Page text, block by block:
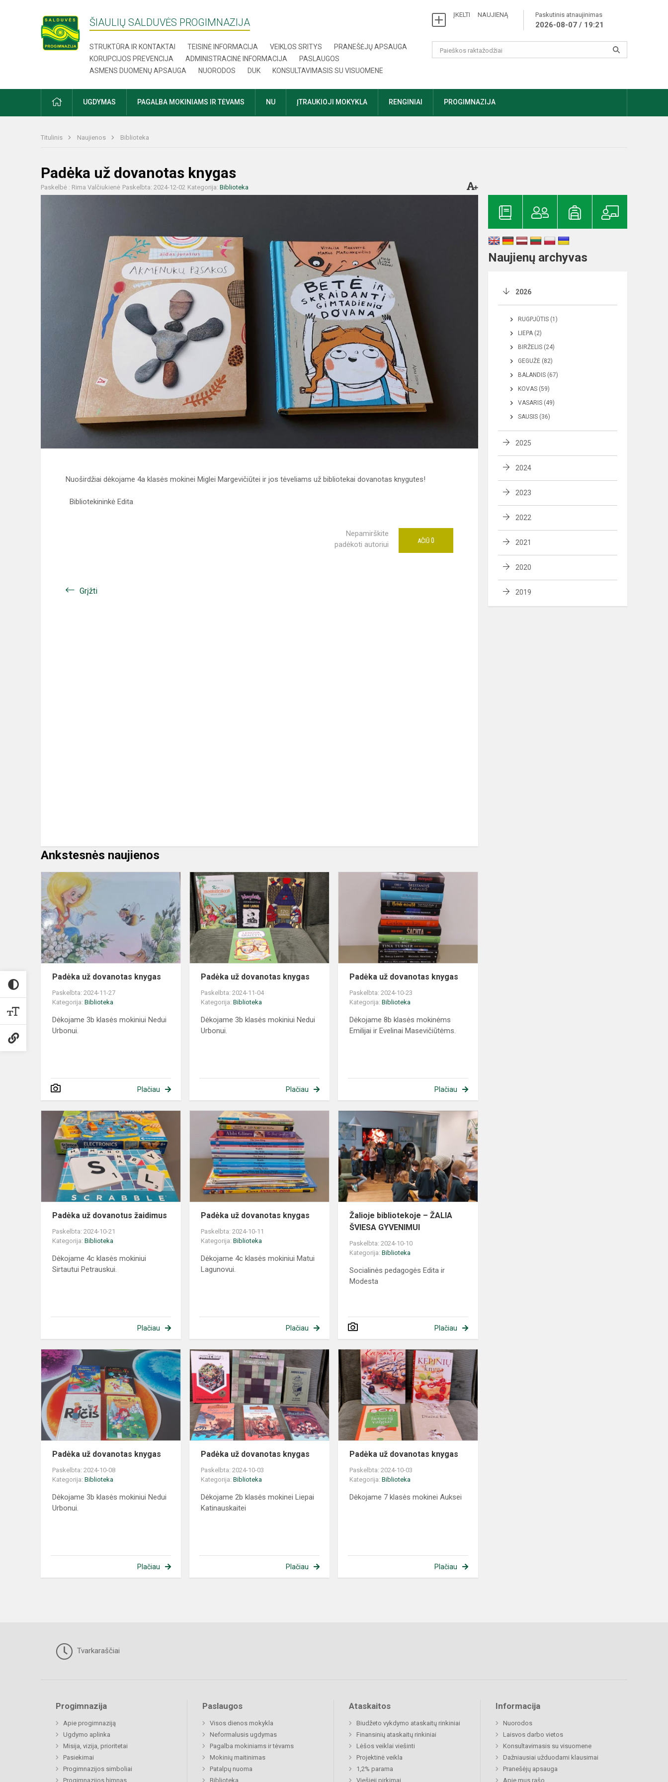
ŠIAULIŲ SALDUVĖS PROGIMNAZIJA
STRUKTŪRA IR KONTAKTAI TEISINĖ INFORMACIJA VEIKLOS SRITYS
PRANEŠĖJŲ APSAUGA
KORUPCIJOS PREVENCIJA
ADMINISTRACINĖ INFORMACIJA
PASLAUGOS
ASMENS DUOMENŲ APSAUGA
NUORODOS DUK KONSULTAVIMASIS SU VISUOMENE
ĮKELTI NAUJIENĄ Paskutinis atnaujinimas
2026-08-07 / 19:21
UGDYMAS PAGALBA MOKINIAMS IR TĖVAMS NU ĮTRAUKIOJI MOKYKLA RENGINIAI PROGIMNAZIJA
Titulinis Naujienos Biblioteka
Padėka už dovanotas knygas
Paskelbė : Rima Valčiukienė Paskelbta: 2024-12-02 Kategorija: Biblioteka
Nuoširdžiai dėkojame 4a klasės mokinei Miglei Margevičiūtei ir jos tėveliams už bibliotekai dovanotas knygutes!
Bibliotekininkė Edita
Nepamirškite
padėkoti autoriui
AČIŪ 0
Grįžti
Ankstesnės naujienos
Padėka už dovanotas knygas
Paskelbta: 2024-11-27
Kategorija: Biblioteka
Dėkojame 3b klasės mokiniui Nedui
Urbonui.
Plačiau
Padėka už dovanotas knygas
Paskelbta: 2024-11-04
Kategorija:Biblioteka
Dėkojame 3b klasės mokiniui Nedui
Urbonui.
Plačiau
Padėka už dovanotas knygas
Paskelbta: 2024-10-23
Kategorija:Biblioteka
Dėkojame 8b klasės mokinėms
Emilijai ir Evelinai Masevičiūtėms.
Plačiau
Padėka už dovanotus žaidimus
Paskelbta: 2024-10-21
Kategorija: Biblioteka
Dėkojame 4c klasės mokiniui
Sirtautui Petrauskui.
Plačiau
Padėka už dovanotas knygas
Paskelbta: 2024-10-11
Kategorija:Biblioteka
Dėkojame 4c klasės mokiniui Matui
Lagunovui.
Plačiau
Žalioje bibliotekoje – ŽALIA
ŠVIESA GYVENIMUI
Paskelbta: 2024-10-10
Kategorija:Biblioteka
Socialinės pedagogės Edita ir
Modesta
Plačiau
Padėka už dovanotas knygas
Paskelbta: 2024-10-08
Kategorija: Biblioteka
Dėkojame 3b klasės mokiniui Nedui
Urbonui.
Plačiau
Padėka už dovanotas knygas
Paskelbta: 2024-10-03
Kategorija:Biblioteka
Dėkojame 2b klasės mokinei Liepai
Katinauskaitei
Plačiau
Padėka už dovanotas knygas
Paskelbta: 2024-10-03
Kategorija:Biblioteka
Dėkojame 7 klasės mokinei Auksei
Plačiau
Naujienų archyvas
2026
RUGPJŪTIS (1)
LIEPA (2)
BIRŽELIS (24)
GEGUŽĖ (82)
BALANDIS (67)
KOVAS (59)
VASARIS (49)
SAUSIS (36)
2025
2024
2023
2022
2021
2020
2019
Tvarkaraščiai
Progimnazija
Apie progimnaziją
Ugdymo aplinka
Misija, vizija, prioritetai
Pasiekimai
Progimnazijos simboliai
Progimnazijos himnas
Paslaugos
Visos dienos mokykla
Neformalusis ugdymas
Pagalba mokiniams ir tėvams
Mokinių maitinimas
Patalpų nuoma
Biblioteka
Ataskaitos
Biudžeto vykdymo ataskaitų rinkiniai
Finansinių ataskaitų rinkiniai
Lėšos veiklai viešinti
Projektinė veikla
1,2% parama
Viešieji pirkimai
Informacija
Nuorodos
Laisvos darbo vietos
Konsultavimasis su visuomene
Dažniausiai užduodami klausimai
Pranešėjų apsauga
Apie mus rašo